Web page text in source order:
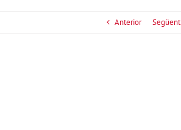
Anterior Següent